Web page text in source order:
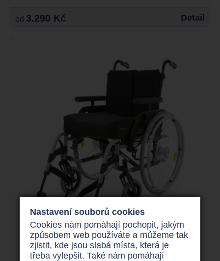
od 3.290 Kč Detail
Nový invalidní vozík Breezy, šířky
Nastavení souborů cookies
Cookies nám pomáhají pochopit, jakým
způsobem web používáte a můžeme tak
zjistit, kde jsou slabá místa, která je
třeba vylepšit. Také nám pomáhají